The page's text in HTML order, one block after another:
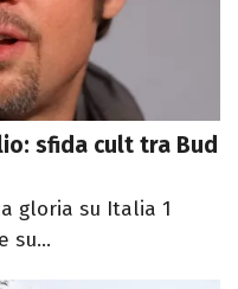
sfida cult tra Bud
gloria su Italia 1
su...